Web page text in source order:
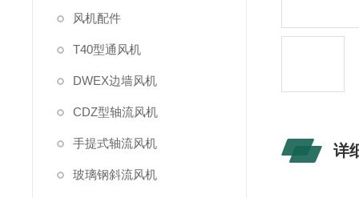
风机配件
T40型通风机
DWEX边墙风机
CDZ型轴流风机
手提式轴流风机
玻璃钢斜流风机
详